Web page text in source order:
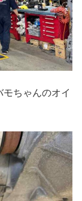
ちゃんのオイ